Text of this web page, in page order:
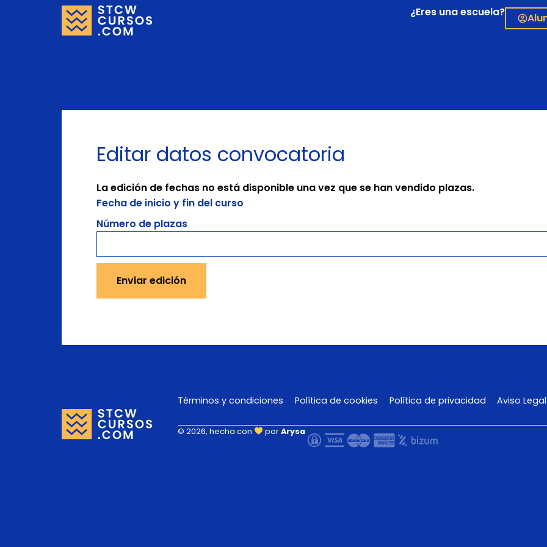
¿Eres una escuela?
Editar datos convocatoria
La edición de fechas no está disponible una vez que se han vendido plazas.
Fecha de inicio y fin del curso
Número de plazas
Enviar edición
Términos y condiciones Política de cookies Política de privacidad Aviso Legal
© 2026, hecha con porArysa